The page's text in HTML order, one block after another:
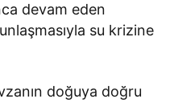
devam eden
su krizine
doğuya doğru